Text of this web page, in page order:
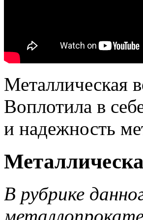
Металлическая
Воплотила в
и надежность
В рубрике